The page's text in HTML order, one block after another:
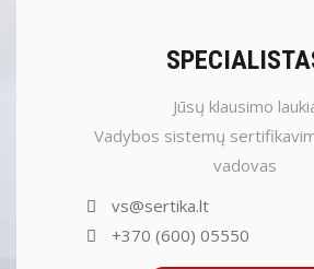
Jūsų klausimo
Vadybos sistemų
vadovas
vs@sertika.lt
+370 (600) 05550